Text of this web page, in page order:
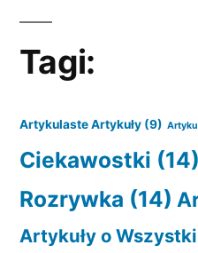
Tagi:
Artykulaste Artykuły (9)
Ciekawostki (14)
Rozrywka (14)
Artykuły o